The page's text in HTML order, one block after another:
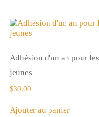
Adhésion d'un an pour les
jeunes
$30.00
Ajouter au panier